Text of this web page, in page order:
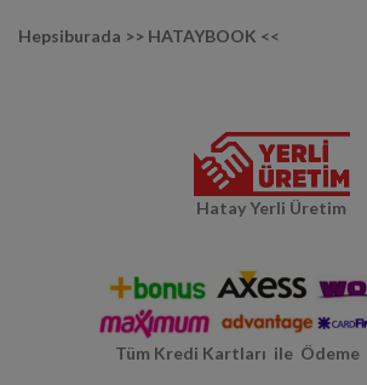
Hepsiburada >> HATAYBOOK <<
Hatay Yerli Üretim
Tüm Kredi Kartları